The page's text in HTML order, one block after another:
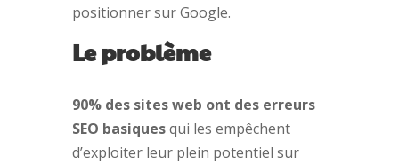
positionner sur Google.
Le problème
90% des sites web ont des erreurs
SEO basiquesqui les empêchent
d’exploiter leur plein potentiel sur